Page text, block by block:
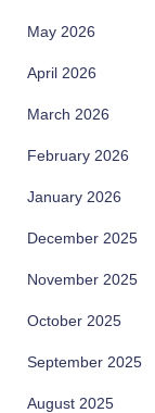
May 2026
April 2026
March 2026
February 2026
January 2026
December 2025
November 2025
October 2025
September 2025
August 2025